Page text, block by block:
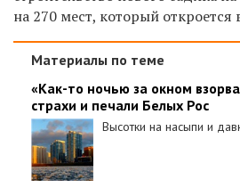
на 270 мест, который откроется
Материалы по теме
«Как-то ночью за окном
страхи и печали Белых Рос
Высотки на насыпи и